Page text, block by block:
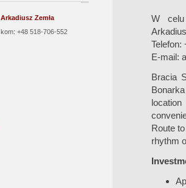
Arkadiusz Zemła
kom: +48 518-706-552
W celu
Telefon:
E-mail:
Bracia
Route
rhythm